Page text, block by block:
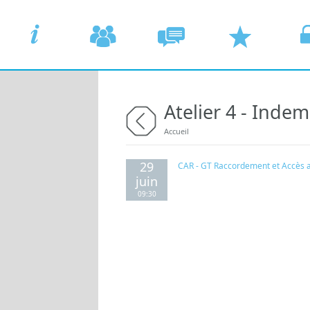
COMMISSIONS CONCERTATION DEMANDER UN
Atelier 4 -
Vous êtes ici
Accueil
29
juin
09:30
CAR - GT Raccordement et Accès